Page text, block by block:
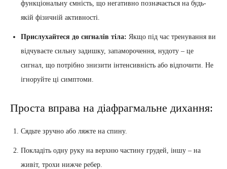
функціональну ємність, що негативно позначається на будь-
якій фізичній активності.
Прислухайтеся до сигналів тіла: Якщо під час тренування ви
відчуваєте сильну задишку, запаморочення, нудоту – це
сигнал, що потрібно знизити інтенсивність або відпочити. Не
ігноруйте ці симптоми.
Проста вправа на діафрагмальне дихання:
Сядьте зручно або ляжте на спину.
Покладіть одну руку на верхню частину грудей, іншу – на
живіт, трохи нижче ребер.